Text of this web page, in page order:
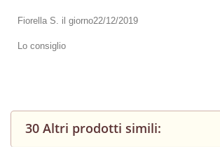
Fiorella S. il giorno22/12/2019
Lo consiglio
30 Altri prodotti simili: